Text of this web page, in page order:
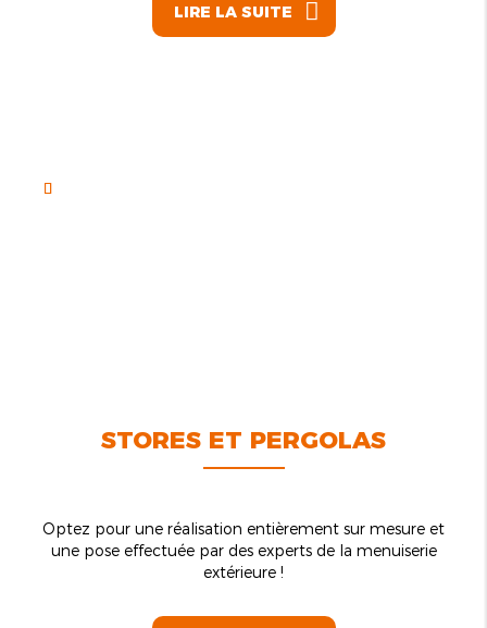
LIRE LA SUITE
STORES ET PERGOLAS
Optez pour une réalisation entièrement sur mesure et
une pose effectuée par des experts de la menuiserie
extérieure !